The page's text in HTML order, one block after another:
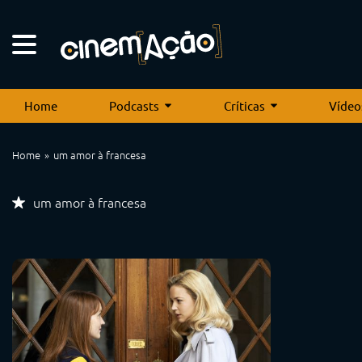
Home Podcasts Críticas
Home um amor à francesa
um amor à francesa